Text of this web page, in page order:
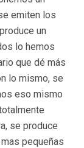
emiten los
un
lo hemos
que dé más
lo mismo, se
eso mismo
se produce
pequeñas